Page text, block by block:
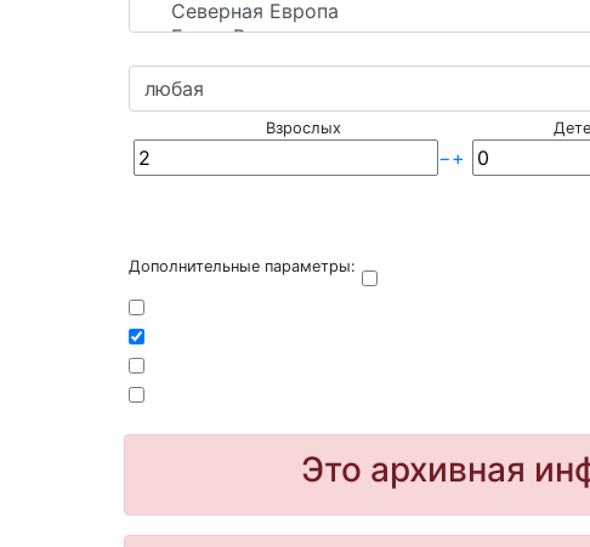
Взрослых
−+
Дополнительные параметры:
Это архивная